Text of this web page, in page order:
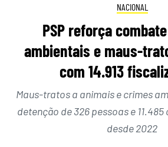
NACIONAL
PSP reforça
ambientais e maus-
com 14.913
Maus-tratos a animais e crimes
detenção de 326 pessoas e
desde 2022